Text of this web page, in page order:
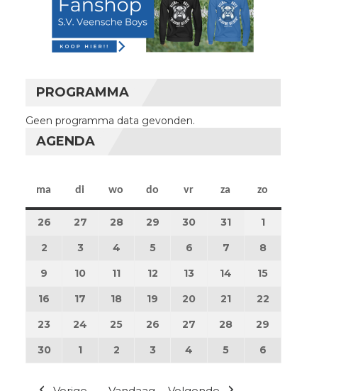
PROGRAMMA
Geen programma data gevonden.
AGENDA
ma maandag
di dinsdag
wo woensdag
do donderdag
vr vrijdag
za zaterdag
zo
26 26 augustus 2024
27 27 augustus 2024
28 28 augustus 2024
29 29 augustus 2024
30 30 augustus 2024
31 31 augustus 2024
11 september
2 2 september 2024
3 3 september 2024
4 4 september 2024
55 september 2024
6 6 september 2024
7 7 september 2024
8
9 9 september 2024
10 10 september 2024
11 11 september 2024
12 12 september 2024
13 13 september 2024
14 14 september 2024
15
16 16 september 2024
17 17 september 2024
18 18 september 2024
19 19 september 2024
20 20 september 2024
21 21 september 2024
22
23 23 september 2024
24 24 september 2024
25 25 september 2024
26 26 september 2024
27 27 september 2024
28 28 september 2024
29
30 30 september 2024
1 1 oktober 2024
2 2 oktober 2024
3 3 oktober 2024
4 4 oktober 2024
5 5 oktober 2024
6